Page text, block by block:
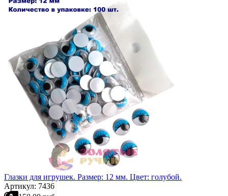
Глазки для игрушек. Размер: 12 мм. Цвет: голубой.
Артикул: 7436